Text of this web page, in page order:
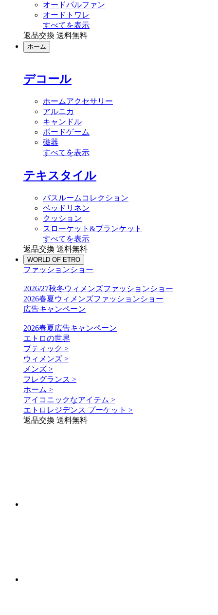
オードパルファン
オードトワレ
すべてを表示
返品交換 送料無料
ホーム
デコール
ホームアクセサリー
アルニカ
キャンドル
ボードゲーム
磁器
すべてを表示
テキスタイル
バスルームコレクション
ベッドリネン
クッション
スローケット&ブランケット
すべてを表示
返品交換 送料無料
WORLD OF ETRO
ファッションショー
2026/27秋冬ウィメンズファッションショー
2026春夏ウィメンズファッションショー
広告キャンペーン
2026春夏広告キャンペーン
エトロの世界
ブティック >
ウィメンズ >
メンズ >
フレグランス >
ホーム >
アイコニックなアイテム >
エトロレジデンス プーケット >
返品交換 送料無料